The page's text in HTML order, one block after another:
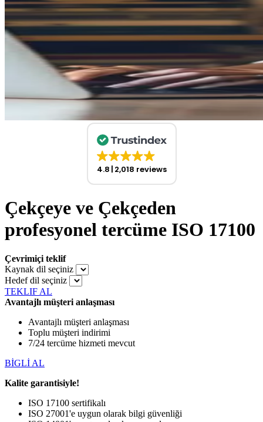
4.8 2,018 reviews
Çekçeye ve Çekçeden
profesyonel tercüme ISO 17100
Çevrimiçi teklif
Kaynak dil seçiniz
Hedef dil seçiniz
TEKLIF AL
Avantajlı müşteri anlaşması
Avantajlı müşteri anlaşması
Toplu müşteri indirimi
7/24 tercüme hizmeti mevcut
BİGLİ AL
Kalite garantisiyle!
ISO 17100 sertifikalı
ISO 27001'e uygun olarak bilgi güvenliği